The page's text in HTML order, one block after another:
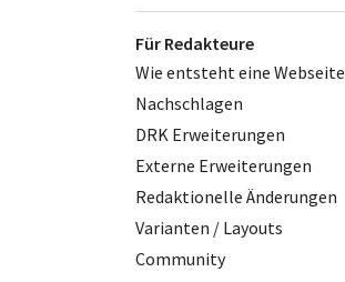
Für Redakteure
Wie entsteht eine Webseite
Nachschlagen
DRK Erweiterungen
Externe Erweiterungen
Redaktionelle Änderungen
Varianten / Layouts
Community